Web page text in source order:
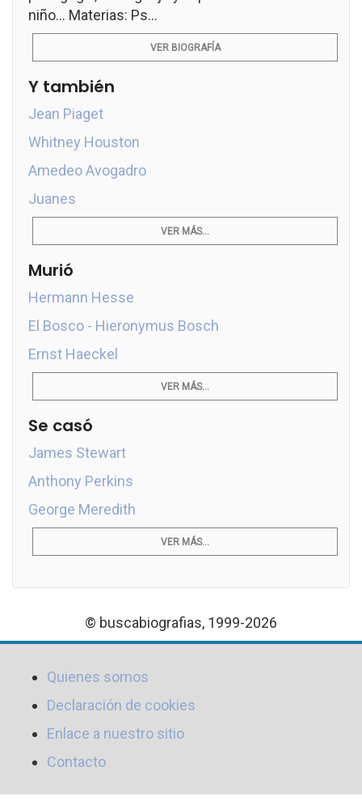
niño... Materias: Ps...
VER BIOGRAFÍA
Y también
Jean Piaget
Whitney Houston
Amedeo Avogadro
Juanes
VER MÁS...
Murió
Hermann Hesse
El Bosco - Hieronymus Bosch
Ernst Haeckel
VER MÁS...
Se casó
James Stewart
Anthony Perkins
George Meredith
VER MÁS...
© buscabiografias, 1999-2026
Quienes somos
Declaración de cookies
Enlace a nuestro sitio
Contacto